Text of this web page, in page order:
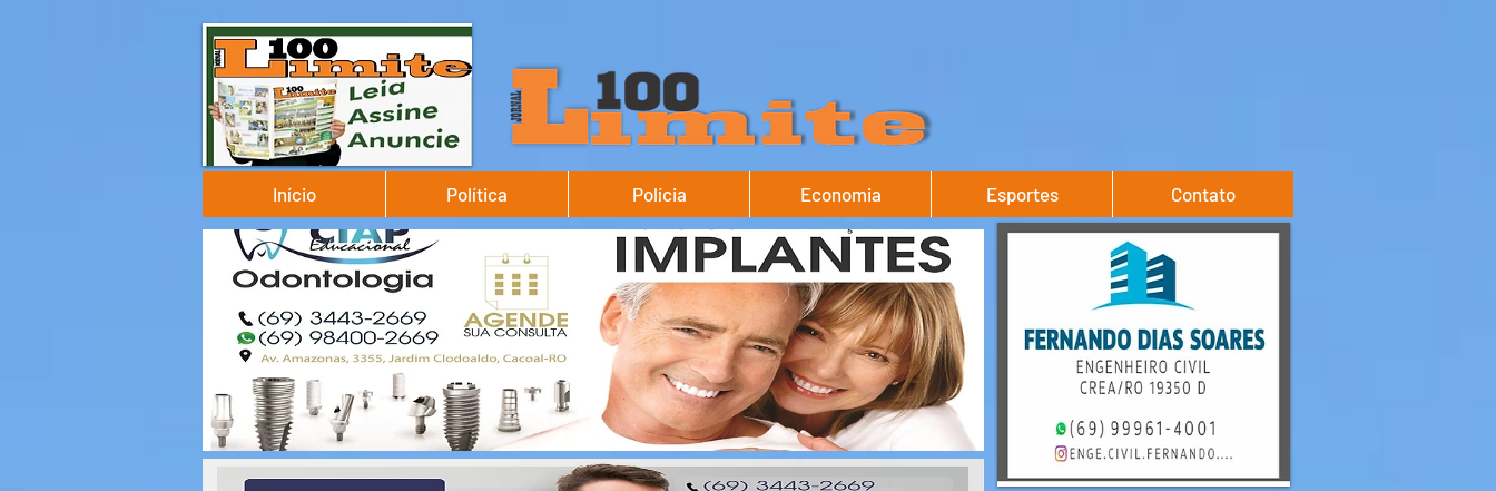
Início Política Polícia Economia Esportes Contato